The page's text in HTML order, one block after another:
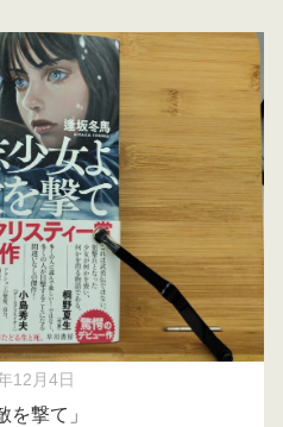
12月4日
撃て」